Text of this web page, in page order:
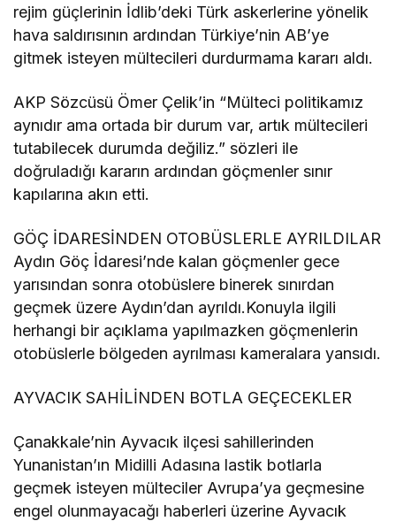
rejim güçlerinin İdlib’deki Türk askerlerine yönelik
hava saldırısının ardından Türkiye’nin AB’ye
gitmek isteyen mültecileri durdurmama kararı aldı.
AKP Sözcüsü Ömer Çelik’in “Mülteci politikamız
aynıdır ama ortada bir durum var, artık mültecileri
tutabilecek durumda değiliz.” sözleri ile
doğruladığı kararın ardından göçmenler sınır
kapılarına akın etti.
GÖÇ İDARESİNDEN OTOBÜSLERLE AYRILDILAR
Aydın Göç İdaresi’nde kalan göçmenler gece
yarısından sonra otobüslere binerek sınırdan
geçmek üzere Aydın’dan ayrıldı.Konuyla ilgili
herhangi bir açıklama yapılmazken göçmenlerin
otobüslerle bölgeden ayrılması kameralara yansıdı.
AYVACIK SAHİLİNDEN BOTLA GEÇECEKLER
Çanakkale’nin Ayvacık ilçesi sahillerinden
Yunanistan’ın Midilli Adasına lastik botlarla
geçmek isteyen mülteciler Avrupa’ya geçmesine
engel olunmayacağı haberleri üzerine Ayvacık